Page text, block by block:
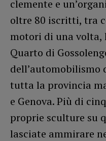
clemente e
oltre 80 iscritti, tra
motori di una volta,
Quarto di
dell’automobilismo
tutta la provincia
e Genova. Più di
proprie sculture su
lasciate ammirare